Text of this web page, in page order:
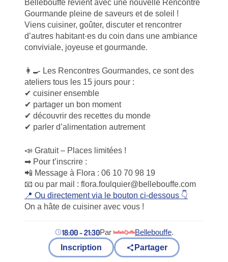
Bellebouffe revient avec une nouvelle Rencontre
Gourmande pleine de saveurs et de soleil !
Viens cuisiner, goûter, discuter et rencontrer
d’autres habitant·es du coin dans une ambiance
conviviale, joyeuse et gourmande.
👩‍🍳 Les Rencontres Gourmandes, ce sont des
ateliers tous les 15 jours pour :
✔ cuisiner ensemble
✔ partager un bon moment
✔ découvrir des recettes du monde
✔ parler d’alimentation autrement
📣 Gratuit – Places limitées !
➡ Pour t’inscrire :
📲 Message à Flora : 06 10 70 98 19
📧 ou par mail : flora.foulquier@bellebouffe.com
📍 Ou directement via le bouton ci-dessous 👇
On a hâte de cuisiner avec vous !
18:00 - 21:30Par Bellebouffe
(nouvel onglet)
.
Inscription
Partager